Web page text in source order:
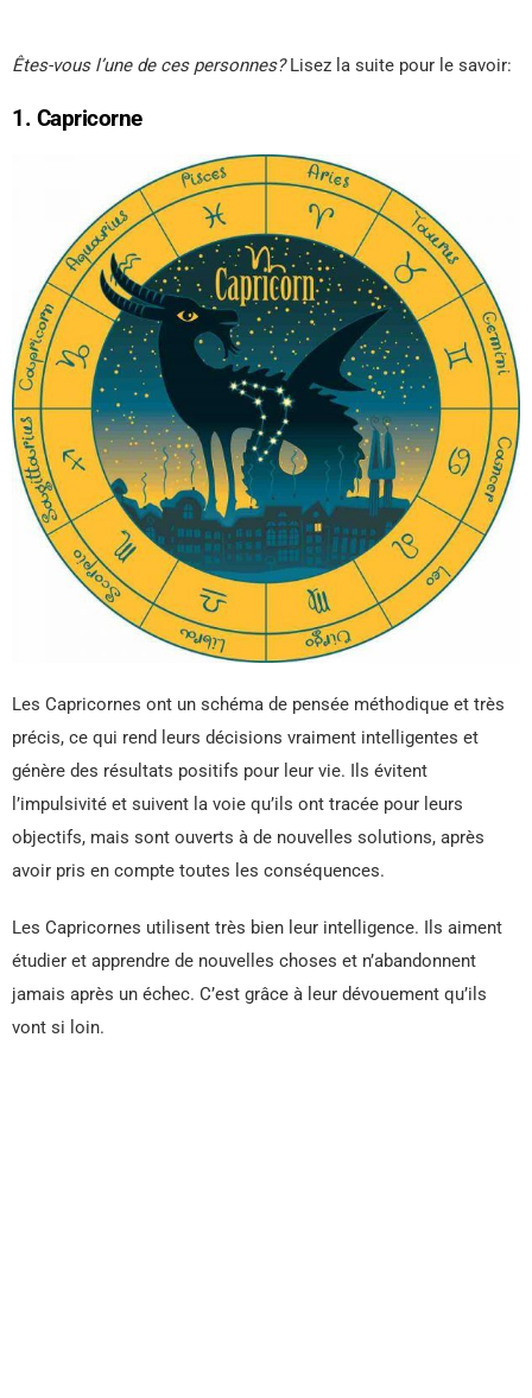
Êtes-vous l’une de ces personnes?Lisez la suite pour le savoir:
1. Capricorne
Les Capricornes ont un schéma de pensée méthodique et très
précis, ce qui rend leurs décisions vraiment intelligentes et
génère des résultats positifs pour leur vie. Ils évitent
l’impulsivité et suivent la voie qu’ils ont tracée pour leurs
objectifs, mais sont ouverts à de nouvelles solutions, après
avoir pris en compte toutes les conséquences.
Les Capricornes utilisent très bien leur intelligence. Ils aiment
étudier et apprendre de nouvelles choses et n’abandonnent
jamais après un échec. C’est grâce à leur dévouement qu’ils
vont si loin.